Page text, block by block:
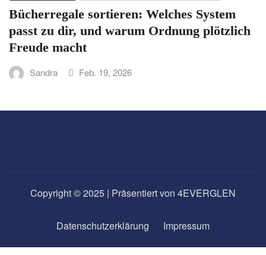
sortieren: Welches System
zu dir, und warum Ordnung plötzlich
macht
Sandra Feb. 19, 2026
Copyright © 2025 | Präsentiert von 4EVERGLEN
Datenschutzerklärung Impressum